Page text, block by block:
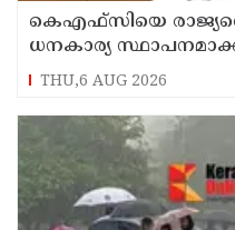
കെഎഫ്‌സിയെ
ധനകാര്യ
സതീശൻ
THU,6 AUG 2026